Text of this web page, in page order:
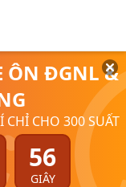
ÔN ĐGNL &
CHO 300 SUẤT
55
GIÂY